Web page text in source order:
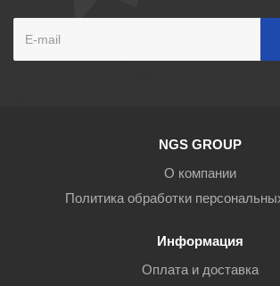
NGS GROUP
О компании
Политика обработки
Информация
Оплата и доставка